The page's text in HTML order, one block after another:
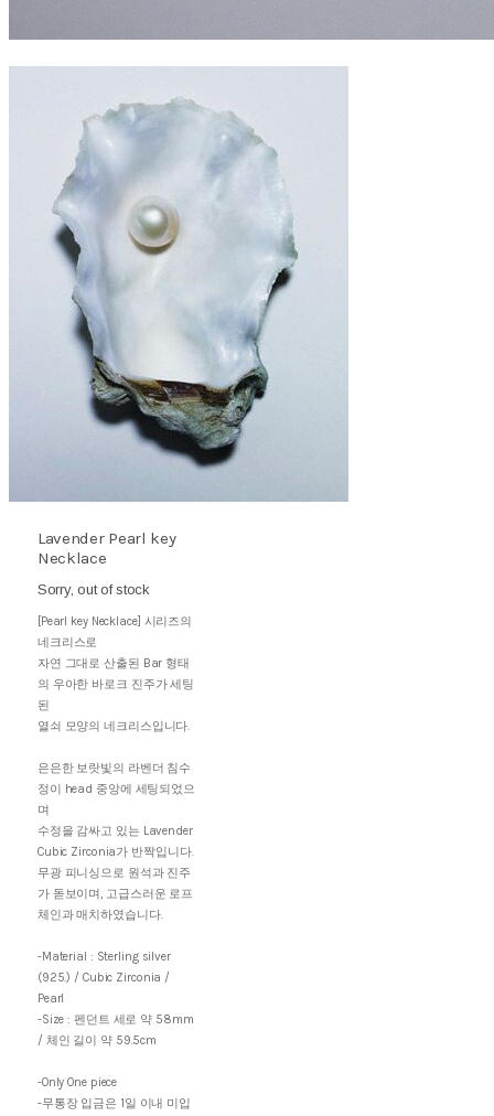
Lavender Pearl key
Necklace
Sorry, out of stock
[Pearl key Necklace] 시리즈의
네크리스로
자연 그대로 산출된 Bar 형태
의 우아한 바로크 진주가 세팅
된
열쇠 모양의 네크리스입니다.
은은한 보랏빛의 라벤더 침수
정이 head 중앙에 세팅되었으
며
수정을 감싸고 있는 Lavender
Cubic Zirconia가 반짝입니다.
무광 피니싱으로 원석과 진주
가 돋보이며, 고급스러운 로프
체인과 매치하였습니다.
-Material : Sterling silver
(925.) / Cubic Zirconia /
Pearl
-Size : 펜던트 세로 약 58mm
/ 체인 길이 약 59.5cm
-Only One piece
-무통장 입금은 1일 이내 미입